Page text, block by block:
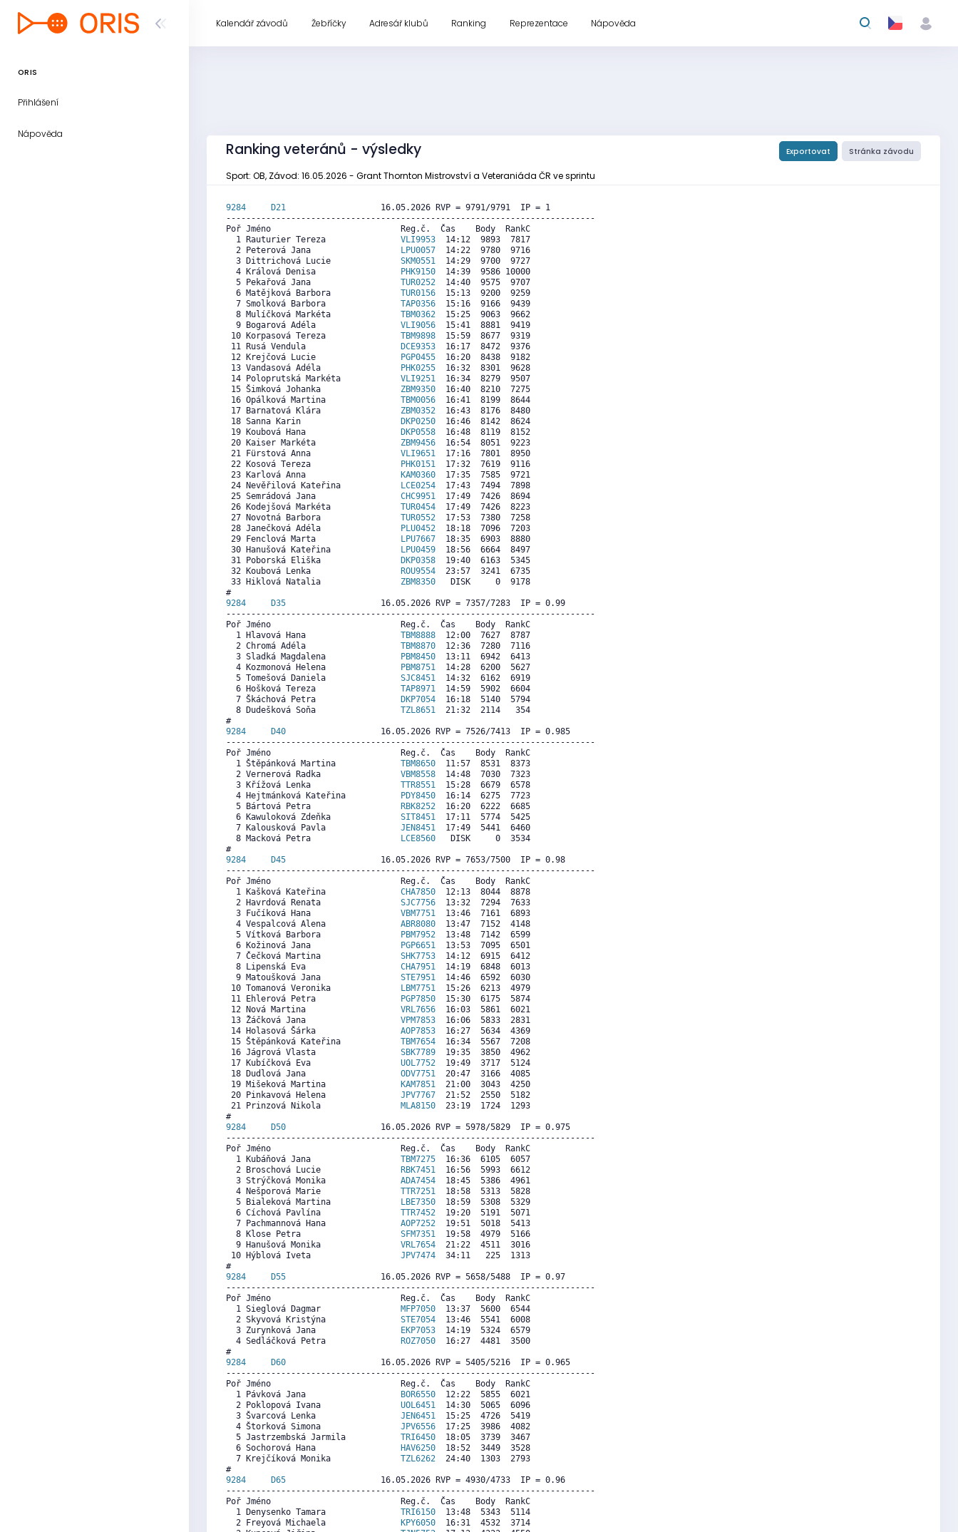
ORIS
Přihlášení
Nápověda
Kalendář závodů Žebříčky Adresář klubů Ranking Reprezentace Nápověda
Ranking veteránů - výsledky Exportovat Stránka závodu
Sport: OB, Závod: 16.05.2026 - Grant Thornton Mistrovství a Veteraniáda ČR ve sprintu
9284 D21
                   16.05.2026 RVP = 9791/9791  IP = 1
--------------------------------------------------------------------------
Poř Jméno                          Reg.č.  Čas    Body  RankC
  1 Rauturier Tereza
VLI9953
  14:12  9893  7817
  2 Peterová Jana
LPU0057
  14:22  9780  9716
  3 Dittrichová Lucie
SKM0551
  14:29  9700  9727
  4 Králová Denisa
PHK9150
  14:39  9586 10000
  5 Pekařová Jana
TUR0252
  14:40  9575  9707
  6 Matějková Barbora
TUR0156
  15:13  9200  9259
  7 Smolková Barbora
TAP0356
  15:16  9166  9439
  8 Mulíčková Markéta
TBM0362
  15:25  9063  9662
  9 Bogarová Adéla
VLI9056
  15:41  8881  9419
10 Korpasová Tereza TBM9898
  15:59  8677  9319
11 Rusá Vendula
DCE9353
  16:17  8472  9376
12 Krejčová Lucie
PGP0455
  16:20  8438  9182
13 Vandasová Adéla
PHK0255
  16:32  8301  9628
14 Poloprutská Markéta VLI9251
  16:34  8279  9507
15 Šimková Johanka ZBM9350
  16:40  8210  7275
16 Opálková Martina TBM0056
  16:41  8199  8644
17 Barnatová Klára ZBM0352
  16:43  8176  8480
18 Sanna Karin
DKP0250
  16:46  8142  8624
19 Koubová Hana
DKP0558
  16:48  8119  8152
20 Kaiser Markéta ZBM9456
  16:54  8051  9223
21 Fürstová Anna VLI9651
  17:16  7801  8950
22 Kosová Tereza
PHK0151
  17:32  7619  9116
23 Karlová Anna
KAM0360
  17:35  7585  9721
24 Nevěřilová Kateřina
LCE0254
  17:43  7494  7898
25 Semrádová Jana CHC9951
  17:49  7426  8694
26 Kodejšová Markéta TUR0454
  17:49  7426  8223
27 Novotná Barbora TUR0552
  17:53  7380  7258
28 Janečková Adéla
PLU0452
  18:18  7096  7203
29 Fenclová Marta
LPU7667
  18:35  6903  8880
30 Hanušová Kateřina
LPU0459
  18:56  6664  8497
31 Poborská Eliška
DKP0358
  19:40  6163  5345
32 Koubová Lenka
ROU9554
  23:57  3241  6735
33 Hiklová Natalia ZBM8350
   DISK     0  9178
9284
D35
                   16.05.2026 RVP = 7357/7283  IP = 0.99
--------------------------------------------------------------------------
Poř Jméno                          Reg.č.  Čas    Body  RankC
  1 Hlavová Hana
TBM8888
  12:00  7627  8787
  2 Chromá Adéla
TBM8870
  12:36  7280  7116
  3 Sladká Magdalena
PBM8450
  13:11  6942  6413
  4 Kozmonová Helena
PBM8751
  14:28  6200  5627
  5 Tomešová Daniela
SJC8451
  14:32  6162  6919
  6 Hošková Tereza
TAP8971
  14:59  5902  6604
  7 Škáchová Petra
DKP7054
  16:18  5140  5794
  8 Dudešková Soňa
TZL8651
  21:32  2114   354
9284
D40
                   16.05.2026 RVP = 7526/7413  IP = 0.985
--------------------------------------------------------------------------
Poř Jméno                          Reg.č.  Čas    Body  RankC
  1 Štěpánková Martina
TBM8650
  11:57  8531  8373
  2 Vernerová Radka
VBM8558
  14:48  7030  7323
  3 Křížová Lenka
TTR8551
  15:28  6679  6578
  4 Hejtmánková Kateřina
PDY8450
  16:14  6275  7723
  5 Bártová Petra
RBK8252
  16:20  6222  6685
  6 Kawuloková Zdeňka
SIT8451
  17:11  5774  5425
  7 Kalousková Pavla
JEN8451
  17:49  5441  6460
  8 Macková Petra
LCE8560
   DISK     0  3534
9284
D45
                   16.05.2026 RVP = 7653/7500  IP = 0.98
--------------------------------------------------------------------------
Poř Jméno                          Reg.č.  Čas    Body  RankC
  1 Kašková Kateřina
CHA7850
  12:13  8044  8878
  2 Havrdová Renata
SJC7756
  13:32  7294  7633
  3 Fučíková Hana
VBM7751
  13:46  7161  6893
  4 Vespalcová Alena
ABR8080
  13:47  7152  4148
  5 Vítková Barbora
PBM7952
  13:48  7142  6599
  6 Kožinová Jana
PGP6651
  13:53  7095  6501
  7 Čečková Martina
SHK7753
  14:12  6915  6412
  8 Lipenská Eva
CHA7951
  14:19  6848  6013
  9 Matoušková Jana
STE7951
  14:46  6592  6030
10 Tomanová Veronika
LBM7751
  15:26  6213  4979
11 Ehlerová Petra
PGP7850
  15:30  6175  5874
12 Nová Martina VRL7656
  16:03  5861  6021
13 Žáčková Jana VPM7853
  16:06  5833  2831
14 Holasová Šárka AOP7853
  16:27  5634  4369
15 Štěpánková Kateřina TBM7654
  16:34  5567  7208
16 Jágrová Vlasta SBK7789
  19:35  3850  4962
17 Kubíčková Eva UOL7752
  19:49  3717  5124
18 Dudlová Jana ODV7751
  20:47  3166  4085
19 Mišeková Martina
KAM7851
  21:00  3043  4250
20 Pinkavová Helena JPV7767
  21:52  2550  5182
21 Prinzová Nikola MLA8150
  23:19  1724  1293
9284
D50
                   16.05.2026 RVP = 5978/5829  IP = 0.975
--------------------------------------------------------------------------
Poř Jméno                          Reg.č.  Čas    Body  RankC
  1 Kubáňová Jana
TBM7275
  16:36  6105  6057
  2 Broschová Lucie
RBK7451
  16:56  5993  6612
  3 Strýčková Monika
ADA7454
  18:45  5386  4961
  4 Nešporová Marie
TTR7251
  18:58  5313  5828
  5 Bialeková Martina
LBE7350
  18:59  5308  5329
  6 Cíchová Pavlína
TTR7452
  19:20  5191  5071
  7 Pachmannová Hana
AOP7252
  19:51  5018  5413
  8 Klose Petra
SFM7351
  19:58  4979  5166
  9 Hanušová Monika
VRL7654
  21:22  4511  3016
10 Hýblová Iveta JPV7474
  34:11   225  1313
9284
D55
                   16.05.2026 RVP = 5658/5488  IP = 0.97
--------------------------------------------------------------------------
Poř Jméno                          Reg.č.  Čas    Body  RankC
  1 Sieglová Dagmar
MFP7050
  13:37  5600  6544
  2 Skyvová Kristýna
STE7054
  13:46  5541  6008
  3 Zurynková Jana
EKP7053
  14:19  5324  6579
  4 Sedláčková Petra
ROZ7050
  16:27  4481  3500
9284
D60
                   16.05.2026 RVP = 5405/5216  IP = 0.965
--------------------------------------------------------------------------
Poř Jméno                          Reg.č.  Čas    Body  RankC
  1 Pávková Jana
BOR6550
  12:22  5855  6021
  2 Poklopová Ivana
UOL6451
  14:30  5065  6096
  3 Švarcová Lenka
JEN6451
  15:25  4726  5419
  4 Štorková Simona
JPV6556
  17:25  3986  4082
  5 Jastrzembská Jarmila
TRI6450
  18:05  3739  3467
  6 Sochorová Hana
HAV6250
  18:52  3449  3528
  7 Krejčíková Monika
TZL6262
  24:40  1303  2793
9284
D65
                   16.05.2026 RVP = 4930/4733  IP = 0.96
--------------------------------------------------------------------------
Poř Jméno                          Reg.č.  Čas    Body  RankC
  1 Denysenko Tamara
TRI6150
  13:48  5343  5114
  2 Freyová Michaela
KPY6050
  16:31  4532  3714